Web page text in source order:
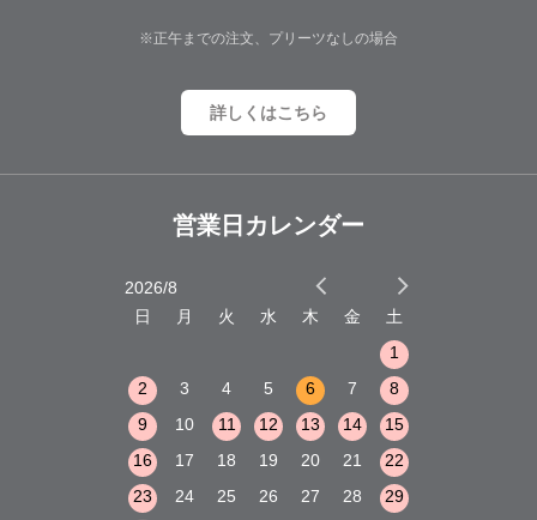
※正午までの注文、プリーツなしの場合
詳しくはこちら
営業日カレンダー
2026/8
日
月 火 水 木 金
土
1
2
3 4 5 6 7
8
9
10 11 12 13 14
15
16
17 18 19 20 21
22
23
24 25 26 27 28
29